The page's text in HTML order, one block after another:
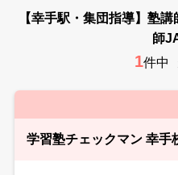
【幸手駅・集団指導】塾
師
1件中
学習塾チェックマン 幸手